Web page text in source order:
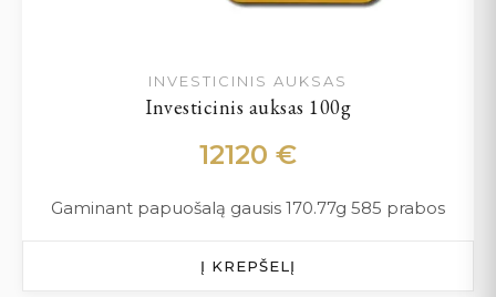
INVESTICINIS AUKSAS
Investicinis auksas 100g
12120 €
Gaminant papuošalą gausis 170.77g 585 prabos
Į KREPŠELĮ